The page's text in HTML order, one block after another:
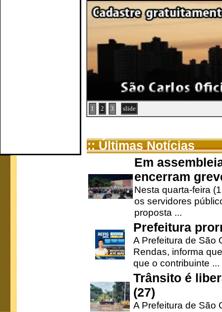
1 2 3 slide
:: Últimas Notícias
Em
encerram
Nesta quarta-feira
os servidores
proposta ...
Prefeitura
A Prefeitura de São
Rendas, informa
que o contribuinte ...
Trânsito é
(27)
A Prefeitura de São